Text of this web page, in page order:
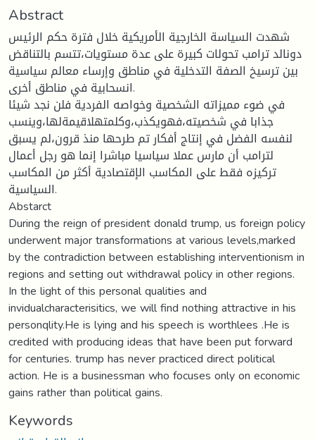
Abstract
شهدت السياسة الخارجية الأمريكية خلال فترة حكم الرئيس
دونالد ترامب تحولات كبيرة على عدة مستويات،تتسم بالتناقض
بين ترسيخ الصفة التدخلية في مناطق وإرساء معالم سياسية
انسحابية في مناطق أخرى.
في ضوء مميزاته الشخصية وخواصه الفردية فلن نجد شيئا
جذابا في شخصيته،فهويكذب،وكلمتهلاقيمةلها،وينسب
لنفسه الفضل في إنتاج أفكار تم طرحها منذ قرون،لم يسبق
لترامب أن مارس عملا سياسيا مباشرا إنما هو رجل أعمال
تركيزه فقط على المكاسب الإقتصادية أكثر من المكاسب
السياسية.
Abstarct
During the reign of president donald trump, us foreign policy
underwent major transformations at various levels,marked
by the contradiction between establishing interventionism in
regions and setting out withdrawal policy in other regions.
In the light of this personal qualities and
invidualcharacterisitics, we will find nothing attractive in his
personqlity.He is lying and his speech is worthlees .He is
credited with producing ideas that have been put forward
for centuries. trump has never practiced direct political
action. He is a businessman who focuses only on economic
gains rather than political gains.
Keywords